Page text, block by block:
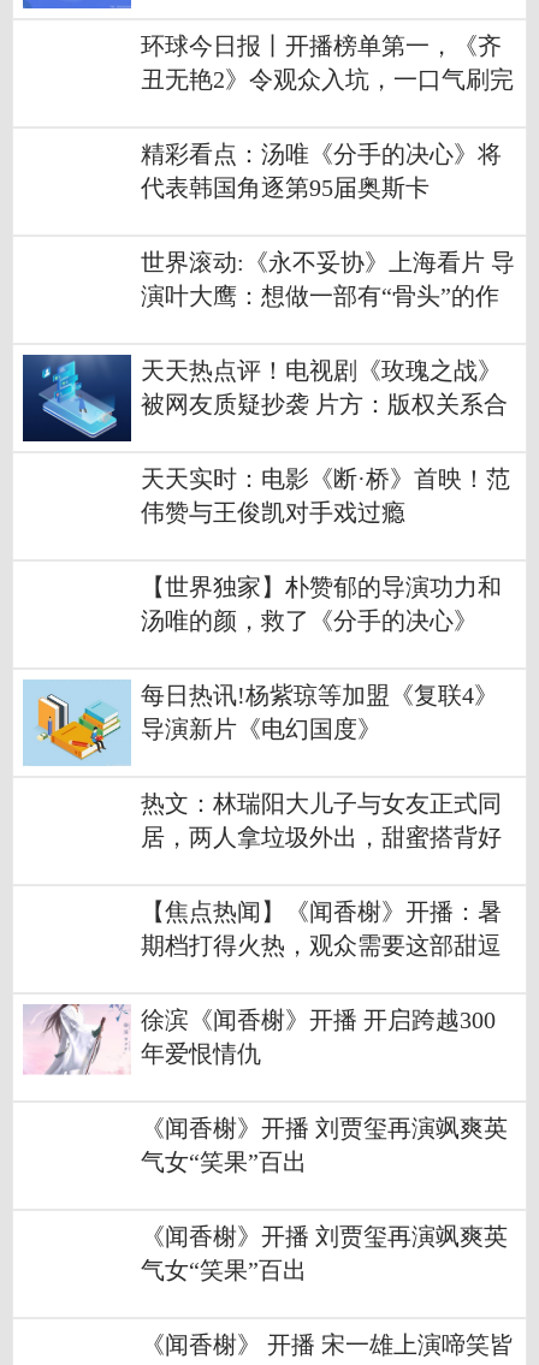
环球今日报丨开播榜单第一，《齐
丑无艳2》令观众入坑，一口气刷完
精彩看点：汤唯《分手的决心》将
代表韩国角逐第95届奥斯卡
世界滚动:《永不妥协》上海看片 导
演叶大鹰：想做一部有“骨头”的作
天天热点评！电视剧《玫瑰之战》
被网友质疑抄袭 片方：版权关系合
天天实时：电影《断·桥》首映！范
伟赞与王俊凯对手戏过瘾
【世界独家】朴赞郁的导演功力和
汤唯的颜，救了《分手的决心》
每日热讯!杨紫琼等加盟《复联4》
导演新片《电幻国度》
热文：林瑞阳大儿子与女友正式同
居，两人拿垃圾外出，甜蜜搭背好
【焦点热闻】《闻香榭》开播：暑
期档打得火热，观众需要这部甜逗
徐滨《闻香榭》开播 开启跨越300
年爱恨情仇
《闻香榭》开播 刘贾玺再演飒爽英
气女“笑果”百出
《闻香榭》开播 刘贾玺再演飒爽英
气女“笑果”百出
《闻香榭》 开播 宋一雄上演啼笑皆